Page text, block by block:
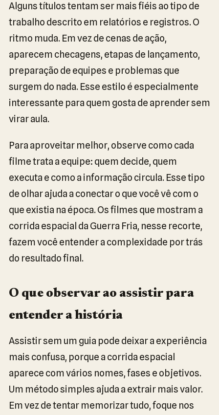
Alguns títulos tentam ser mais fiéis ao tipo de
trabalho descrito em relatórios e registros. O
ritmo muda. Em vez de cenas de ação,
aparecem checagens, etapas de lançamento,
preparação de equipes e problemas que
surgem do nada. Esse estilo é especialmente
interessante para quem gosta de aprender sem
virar aula.
Para aproveitar melhor, observe como cada
filme trata a equipe: quem decide, quem
executa e como a informação circula. Esse tipo
de olhar ajuda a conectar o que você vê com o
que existia na época. Os filmes que mostram a
corrida espacial da Guerra Fria, nesse recorte,
fazem você entender a complexidade por trás
do resultado final.
O que observar ao assistir para
entender a história
Assistir sem um guia pode deixar a experiência
mais confusa, porque a corrida espacial
aparece com vários nomes, fases e objetivos.
Um método simples ajuda a extrair mais valor.
Em vez de tentar memorizar tudo, foque nos